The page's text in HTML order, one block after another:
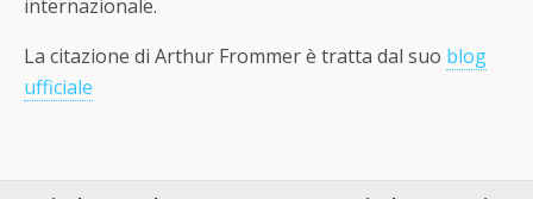
internazionale.
La citazione di Arthur Frommer è tratta dal suo blog
ufficiale